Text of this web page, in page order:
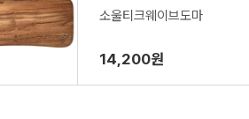
소울티크웨이브도마
14,200원